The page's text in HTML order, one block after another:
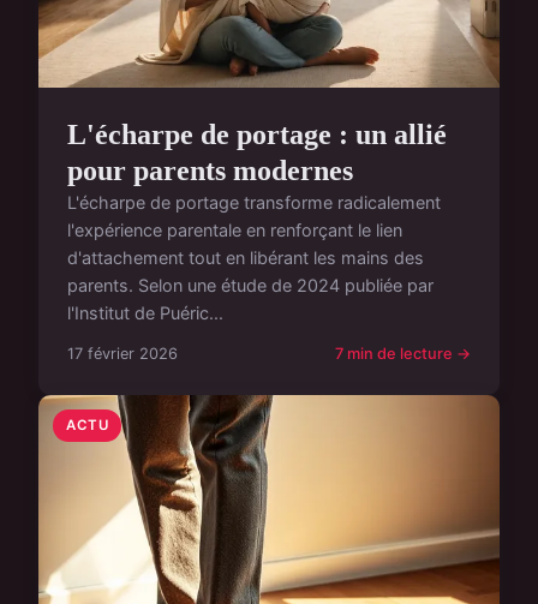
L'écharpe de portage : un allié
pour parents modernes
L'écharpe de portage transforme radicalement
l'expérience parentale en renforçant le lien
d'attachement tout en libérant les mains des
parents. Selon une étude de 2024 publiée par
l'Institut de Puéric...
17 février 2026 7 min de lecture →
ACTU